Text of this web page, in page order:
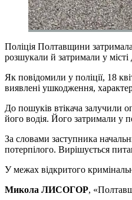
Поліція Полтавщини
розшукали й затримали у місті
Як повідомили у поліції, 18
виявлені ушкодження,
До пошуків втікача залучили
його водія. Його затримали у
За словами заступника
потерпілого. Вирішується
У межах відкритого
Микола ЛИСОГОР,